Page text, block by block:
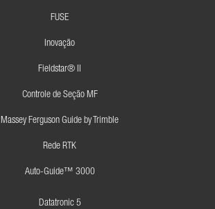
FUSE
Inovação
Fieldstar® II
Controle de Seção MF
Massey Ferguson Guide by Trimble
Rede RTK
Auto-Guide™ 3000
Datatronic 5